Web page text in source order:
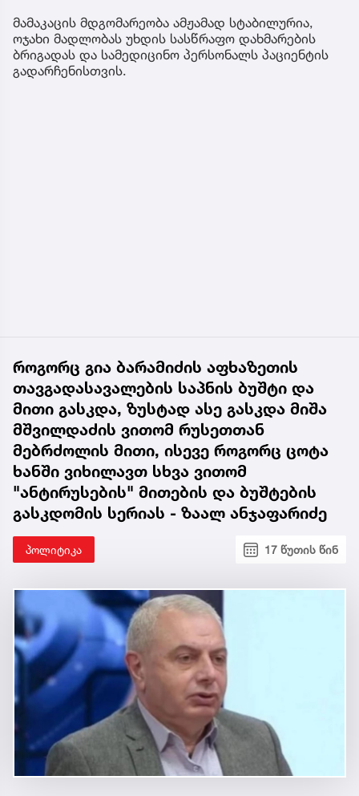
მამაკაცის მდგომარეობა ამჟამად სტაბილურია,
ოჯახი მადლობას უხდის სასწრაფო დახმარების
ბრიგადას და სამედიცინო პერსონალს პაციენტის
გადარჩენისთვის.
როგორც გია ბარამიძის აფხაზეთის
თავგადასავალების საპნის ბუშტი და
მითი გასკდა, ზუსტად ასე გასკდა მიშა
მშვილდაძის ვითომ რუსეთთან
მებრძოლის მითი, ისევე როგორც ცოტა
ხანში ვიხილავთ სხვა ვითომ
"ანტირუსების" მითების და ბუშტების
გასკდომის სერიას - ზაალ ანჯაფარიძე
პოლიტიკა 17 წუთის წინ